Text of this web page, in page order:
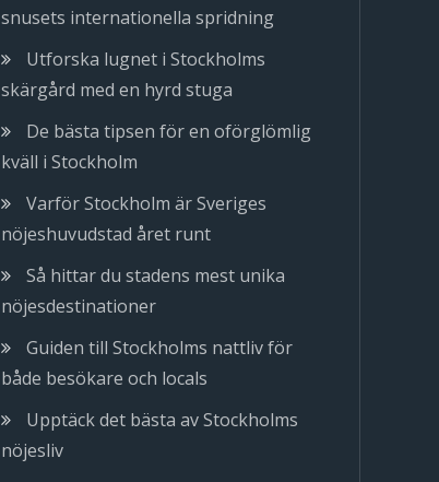
snusets internationella spridning
Utforska lugnet i Stockholms
skärgård med en hyrd stuga
De bästa tipsen för en oförglömlig
kväll i Stockholm
Varför Stockholm är Sveriges
nöjeshuvudstad året runt
Så hittar du stadens mest unika
nöjesdestinationer
Guiden till Stockholms nattliv för
både besökare och locals
Upptäck det bästa av Stockholms
nöjesliv